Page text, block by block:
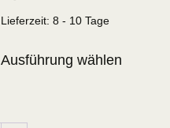
Lieferzeit: 8 - 10 Tage
Ausführung wählen